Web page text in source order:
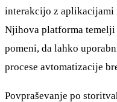
interakcijo z aplikacijami
Njihova platforma temelji
pomeni, da lahko
procese avtomatizacije
Povpraševanje po